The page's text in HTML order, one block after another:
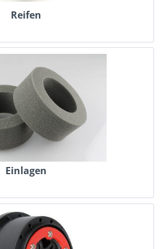
Reifen
Einlagen